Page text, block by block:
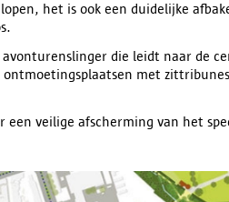
het is ook een duidelijke
die leidt naar de
met
een veilige afscherming van het